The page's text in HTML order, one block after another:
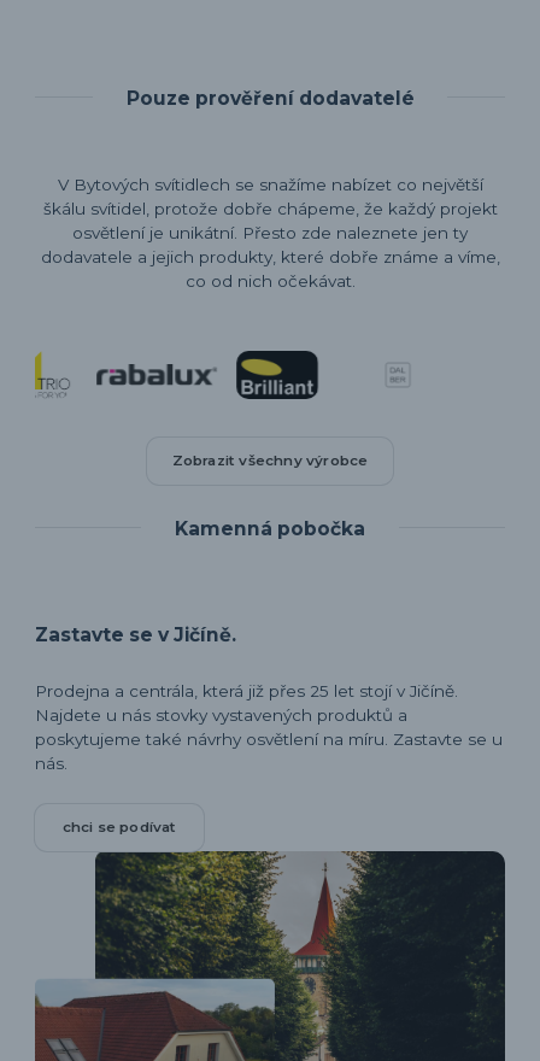
Pouze prověření dodavatelé
V Bytových svítidlech se snažíme nabízet co největší
škálu svítidel, protože dobře chápeme, že každý projekt
osvětlení je unikátní. Přesto zde naleznete jen ty
dodavatele a jejich produkty, které dobře známe a víme,
co od nich očekávat.
Zobrazit všechny výrobce
Kamenná pobočka
Zastavte se v Jičíně.
Prodejna a centrála, která již přes 25 let stojí v Jičíně.
Najdete u nás stovky vystavených produktů a
poskytujeme také návrhy osvětlení na míru. Zastavte se u
nás.
chci se podívat